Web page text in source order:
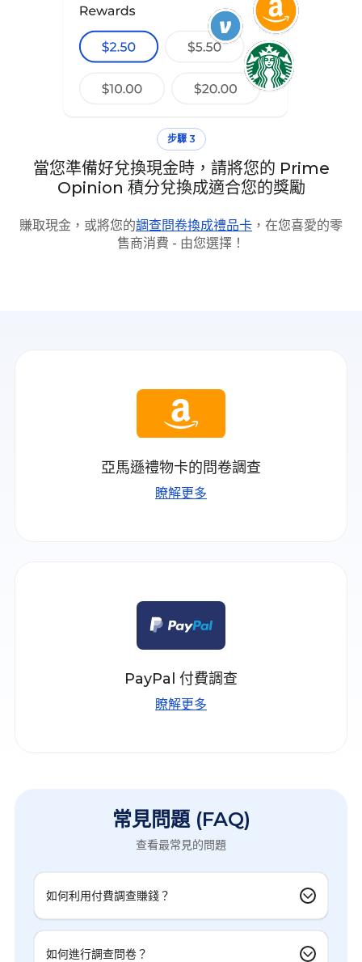
步驟 3
當您準備好兌換現金時，請將您的 Prime
Opinion 積分兌換成適合您的獎勵
賺取現金，或將您的調查問卷換成禮品卡 ，在您喜愛的零
售商消費 - 由您選擇！
亞馬遜禮物卡的問卷調查
瞭解更多
PayPal 付費調查
瞭解更多
常見問題 (FAQ)
查看最常見的問題
如何利用付費調查賺錢？
如何進行調查問卷？